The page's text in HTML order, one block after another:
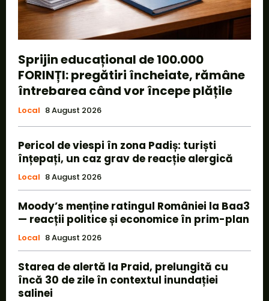
Sprijin educațional de 100.000
FORINȚI: pregătiri încheiate, rămâne
întrebarea când vor începe plățile
Local 8 August 2026
Pericol de viespi în zona Padiș: turiști
înțepați, un caz grav de reacție alergică
Local 8 August 2026
Moody’s menține ratingul României la Baa3
— reacții politice și economice în prim-plan
Local 8 August 2026
Starea de alertă la Praid, prelungită cu
încă 30 de zile în contextul inundației
salinei